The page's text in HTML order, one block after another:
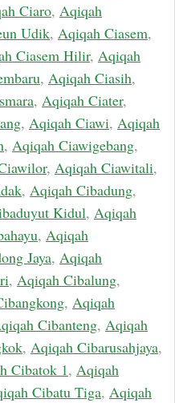
Ciaro, Aqiqah
Udik, Aqiqah Ciasem,
Ciasem Hilir, Aqiqah
, Aqiqah Ciasih,
, Aqiqah Ciater,
, Aqiqah Ciawi, Aqiqah
, Aqiqah Ciawigebang,
, Aqiqah Ciawitali,
, Aqiqah Cibadung,
Kidul, Aqiqah
, Aqiqah
Jaya, Aqiqah
, Aqiqah Cibalung,
, Aqiqah
Cibanteng, Aqiqah
, Aqiqah Cibarusahjaya,
Cibatok 1, Aqiqah
Cibatu Tiga, Aqiqah